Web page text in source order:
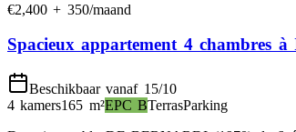
€2,400 + 350/maand
Spacieux appartement 4 chambres à
Beschikbaar vanaf 15/10
4 kamers165 m²EPC BTerrasParking